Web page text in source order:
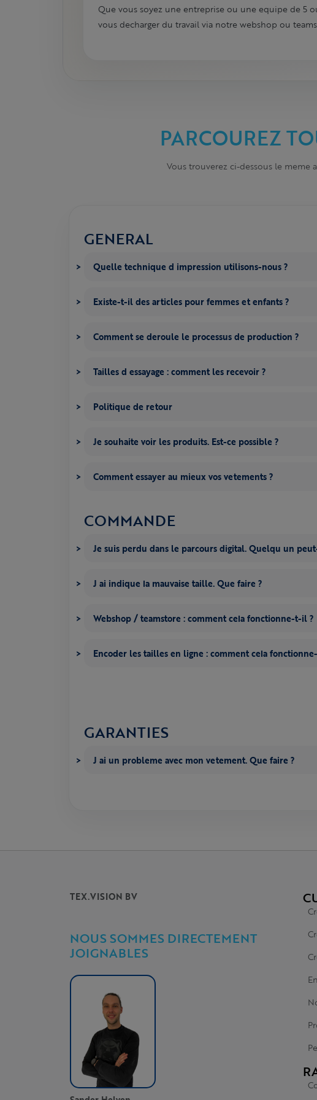
Que vous soyez une entreprise ou une equipe de 5
vous decharger du travail via notre webshop ou
PARCOUREZ
Vous trouverez ci-dessous le meme
GENERAL
Quelle technique d impression utilisons-nous ?
Existe-t-il des articles pour femmes et enfants ?
Comment se deroule le processus de production ?
Tailles d essayage : comment les recevoir ?
Politique de retour
Je souhaite voir les produits. Est-ce possible ?
Comment essayer au mieux vos vetements ?
COMMANDE
Je suis perdu dans le parcours digital. Quelqu un
J ai indique la mauvaise taille. Que faire ?
Webshop / teamstore : comment cela fonctionne-t-il ?
Encoder les tailles en ligne : comment cela
GARANTIES
J ai un probleme avec mon vetement. Que faire ?
TEX.VISION BV
NOUS SOMMES DIRECTEMENT
JOIGNABLES